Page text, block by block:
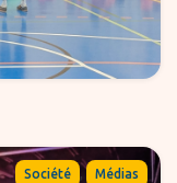
Société , Médias